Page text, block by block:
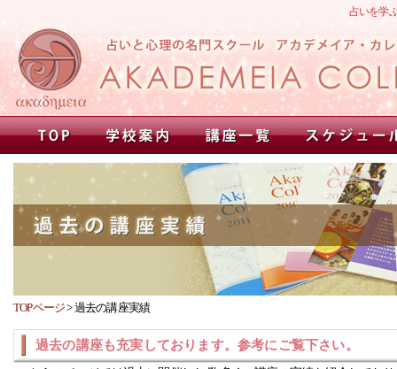
占いを学
TOPページ>過去の講座実績
過去の講座も充実しております。参考にご覧下さい。